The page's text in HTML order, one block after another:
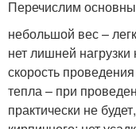
Перечислим
небольшой вес –
нет лишней
скорость
тепла – при
практически не